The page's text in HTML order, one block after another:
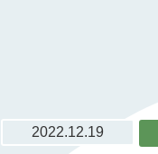
2022.12.19